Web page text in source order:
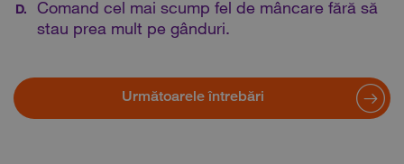
D.
Comand cel mai scump fel de mâncare fără să
stau prea mult pe gânduri.
Următoarele întrebări